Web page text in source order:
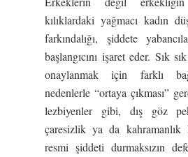
kılıklardaki yağmacı kadın
farkındalığı, şiddete
başlangıcını işaret eder. Sık
onaylanmak için farklı
nedenlerle “ortaya çıkması”
lezbiyenler gibi, dış göz
çaresizlik ya da kahramanlık
resmi şiddeti durmaksızın